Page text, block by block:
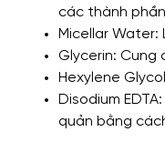
các thành
Micellar Water:
Glycerin: Cung
Hexylene
Disodium
quản bằng